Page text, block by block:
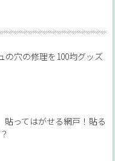
の穴の修理を100均グッズ
貼ってはがせる網戸！貼る